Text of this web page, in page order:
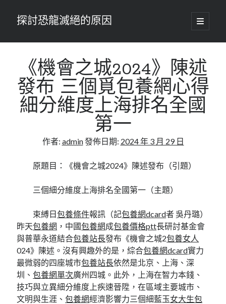
探討恐龍滅絕的原因
開
啟
要
單
《機會之城2024》陳述
發布 三個覓包養網心得
細分維度上海排名全國
第一
作者: admin發佈日期: 2024 年 3 月 29 日
原題目：《機會之城2024》陳述發布（引題）
三個細分維度上海排名全國第一（主題）
束縛日包養條件報訊（記包養網dcard者 吳丹璐）
昨天包養網 ，中國包養網成包養價格ptt長研討基金會
與普華永道結合包養站長發布《機會之城2包養女人
024》陳述。沒有興趣外的是，綜合包養網dcard實力
最微弱的四座城市包養站長依然是北京、上海、深
圳、包養網單次廣州四城。此外，上海在智力本錢、
技巧與立異細分維度上疾速晉陞，在區域主要城市、
文明與生涯、包養網經濟影響力三個細藍玉女大生包